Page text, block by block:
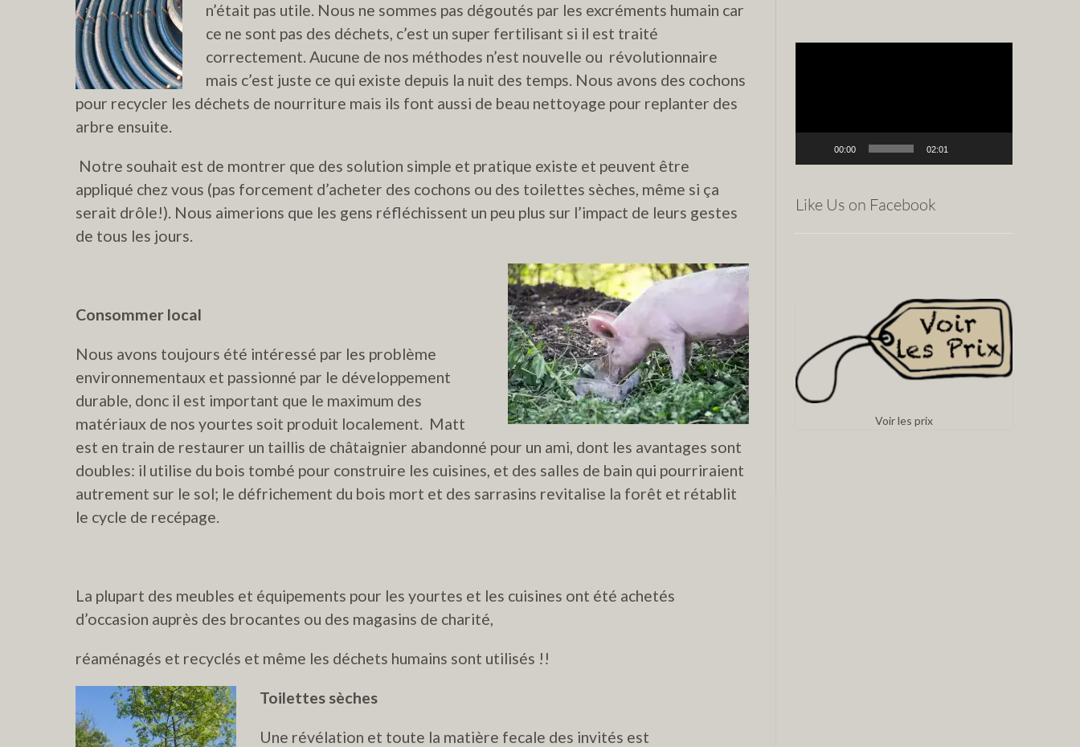
n’était pas utile. Nous ne sommes pas dégoutés par les excréments humain car
ce ne sont pas des déchets, c’est un super fertilisant si il est traité
correctement. Aucune de nos méthodes n’est nouvelle ou révolutionnaire
mais c’est juste ce qui existe depuis la nuit des temps. Nous avons des cochons
pour recycler les déchets de nourriture mais ils font aussi de beau nettoyage pour replanter des
arbre ensuite.
Notre souhait est de montrer que des solution simple et pratique existe et peuvent être
appliqué chez vous (pas forcement d’acheter des cochons ou des toilettes sèches, même si ça
serait drôle!). Nous aimerions que les gens réfléchissent un peu plus sur l’impact de leurs gestes
de tous les jours.
Consommer local
Nous avons toujours été intéressé par les problème
environnementaux et passionné par le développement
durable, donc il est important que le maximum des
matériaux de nos yourtes soit produit localement. Matt
est en train de restaurer un taillis de châtaignier abandonné pour un ami, dont les avantages sont
doubles: il utilise du bois tombé pour construire les cuisines, et des salles de bain qui pourriraient
autrement sur le sol; le défrichement du bois mort et des sarrasins revitalise la forêt et rétablit
le cycle de recépage.
La plupart des meubles et équipements pour les yourtes et les cuisines ont été achetés
d’occasion auprès des brocantes ou des magasins de charité,
réaménagés et recyclés et même les déchets humains sont utilisés !!
Toilettes sèches
Une révélation et toute la matière fecale des invités est
00:00 02:01
Like Us on Facebook
Voir les prix